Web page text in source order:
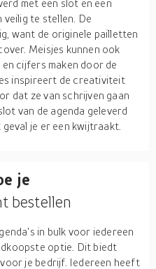
met een slot en een
veilig te stellen. De
want de originele pailletten
Meisjes kunnen ook
cijfers maken door de
inspireert de creativiteit
dat ze van schrijven gaan
van de agenda geleverd
je er een kwijtraakt.
je
bestellen
in bulk voor iedereen
optie. Dit biedt
je bedrijf. Iedereen heeft